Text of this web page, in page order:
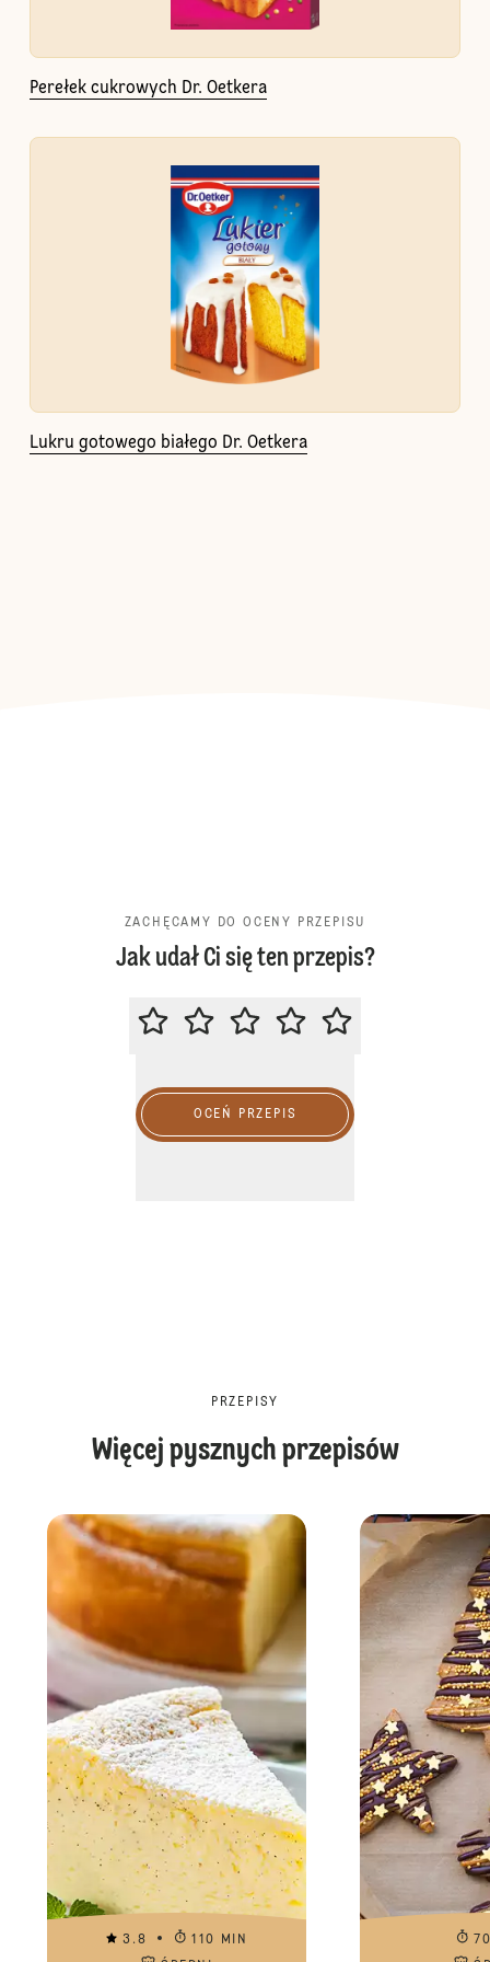
Perełek cukrowych Dr. Oetkera
Lukru gotowego białego Dr. Oetkera
ZACHĘCAMY DO OCENY PRZEPISU
Jak udał Ci się ten przepis?
ZACHĘCAMY DO OCENY
OCEŃ PRZEPIS
PRZEPISY
Więcej pysznych przepisów
3.8
110 MIN